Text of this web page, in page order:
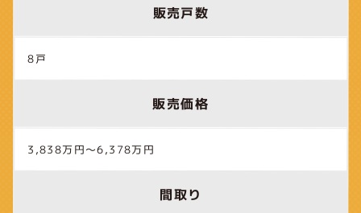
販売戸数
8戸
販売価格
3,838万円～6,378万円
間取り